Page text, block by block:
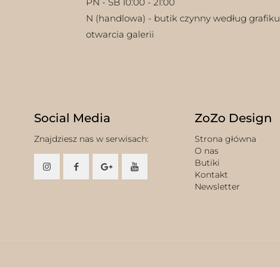
N (handlowa) - butik czynny według grafiku
otwarcia galerii
Social Media
Znajdziesz nas w serwisach:
ZoZo Design
Strona główna
O nas
Butiki
Kontakt
Newsletter